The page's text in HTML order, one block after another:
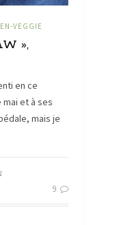
VEGGIE
»,
en ce
et à ses
mais je
9